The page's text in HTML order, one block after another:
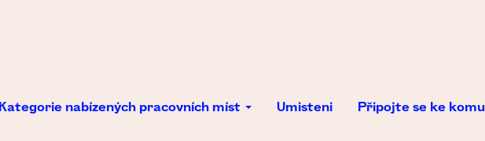
Kategorie nabízených pracovních míst Umisteni Připojte se ke